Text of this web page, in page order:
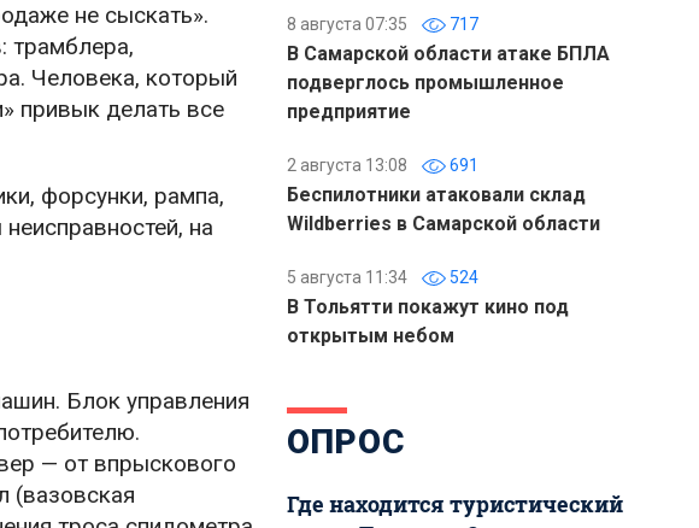
не сыскать».
трамблера,
Человека, который
привык делать все
форсунки, рампа,
на
Блок управления
— от впрыскового
(вазовская
8 августа 07:35 717
В Самарской области атаке БПЛА
подверглось промышленное
предприятие
2 августа 13:08 691
Беспилотники атаковали склад
Wildberries в Самарской области
5 августа 11:34 524
В Тольятти покажут кино под
открытым небом
ОПРОС
Где находится туристический